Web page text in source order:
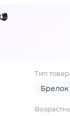
Тип
Брелок